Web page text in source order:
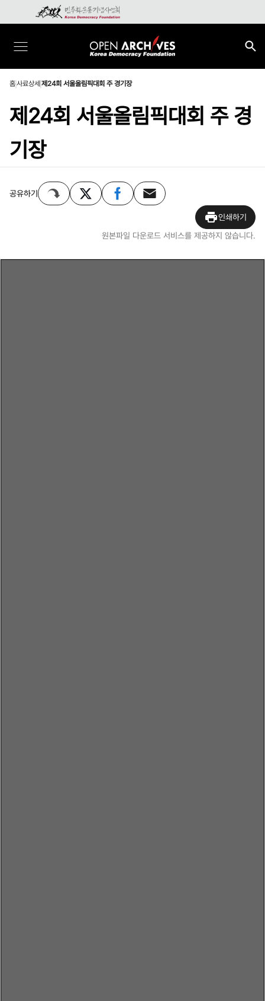
홈사료상세 제24회 서울올림픽대회 주 경기장
제24회 서울올림픽대회 주 경
기장
공유하기
인쇄하기
원본파일 다운로드 서비스를 제공하지 않습니다.